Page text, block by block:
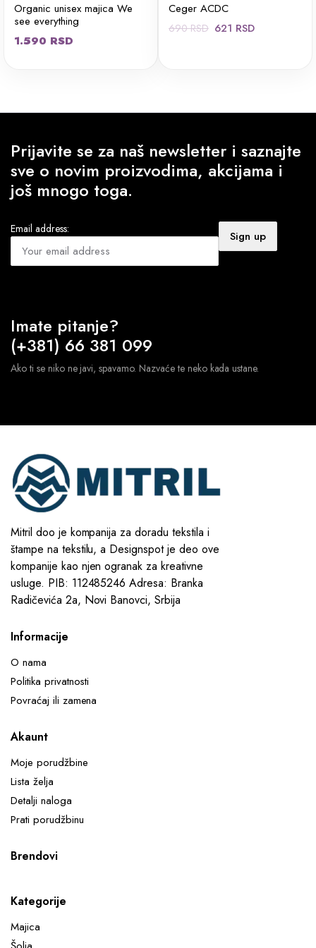
Organic unisex majica We
see everything
1.590 RSD
Ceger ACDC
690RSD Originalna
621 RSDTrenutna
Prijavite se za naš newsletter i saznajte
sve o novim proizvodima, akcijama i
još mnogo toga.
Email address:
Imate pitanje?
(+381) 66 381 099
Ako ti se niko ne javi, spavamo. Nazvaće te neko kada ustane.
Mitril doo je kompanija za doradu tekstila i
štampe na tekstilu, a Designspot je deo ove
kompanije kao njen ogranak za kreativne
usluge. PIB: 112485246 Adresa: Branka
Radičevića 2a, Novi Banovci, Srbija
Informacije
O nama
Politika privatnosti
Povraćaj ili zamena
Akaunt
Moje porudžbine
Lista želja
Detalji naloga
Prati porudžbinu
Brendovi
Kategorije
Majica